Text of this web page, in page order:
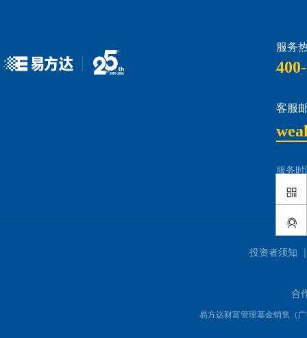
服务
客服
服务时
投资者须知
合
易方达财富管理基金销售（